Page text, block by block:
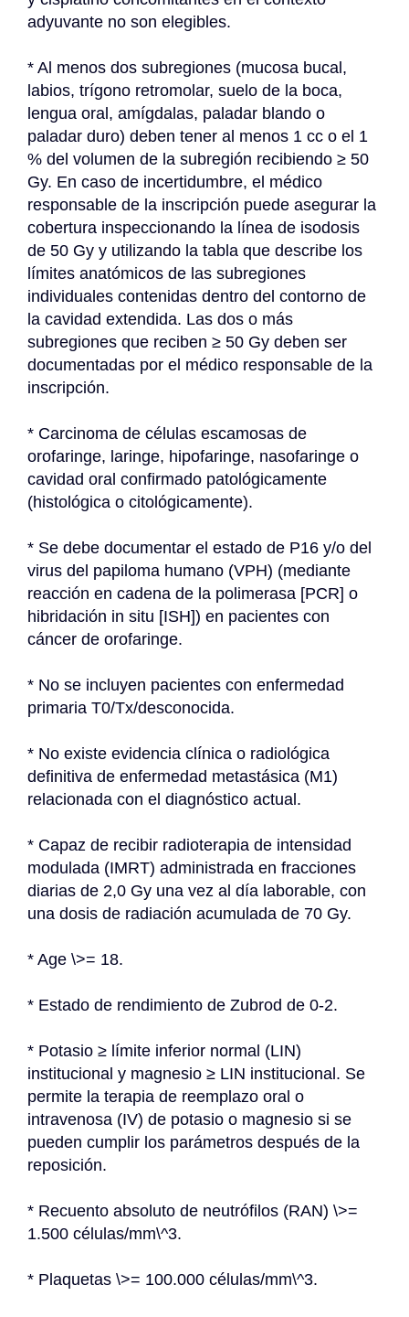
adyuvante no son elegibles.
* Al menos dos subregiones (mucosa bucal,
labios, trígono retromolar, suelo de la boca,
lengua oral, amígdalas, paladar blando o
paladar duro) deben tener al menos 1 cc o el 1
% del volumen de la subregión recibiendo ≥ 50
Gy. En caso de incertidumbre, el médico
responsable de la inscripción puede asegurar la
cobertura inspeccionando la línea de isodosis
de 50 Gy y utilizando la tabla que describe los
límites anatómicos de las subregiones
individuales contenidas dentro del contorno de
la cavidad extendida. Las dos o más
subregiones que reciben ≥ 50 Gy deben ser
documentadas por el médico responsable de la
inscripción.
* Carcinoma de células escamosas de
orofaringe, laringe, hipofaringe, nasofaringe o
cavidad oral confirmado patológicamente
(histológica o citológicamente).
* Se debe documentar el estado de P16 y/o del
virus del papiloma humano (VPH) (mediante
reacción en cadena de la polimerasa [PCR] o
hibridación in situ [ISH]) en pacientes con
cáncer de orofaringe.
* No se incluyen pacientes con enfermedad
primaria T0/Tx/desconocida.
* No existe evidencia clínica o radiológica
definitiva de enfermedad metastásica (M1)
relacionada con el diagnóstico actual.
* Capaz de recibir radioterapia de intensidad
modulada (IMRT) administrada en fracciones
diarias de 2,0 Gy una vez al día laborable, con
una dosis de radiación acumulada de 70 Gy.
* Age \>= 18.
* Estado de rendimiento de Zubrod de 0-2.
* Potasio ≥ límite inferior normal (LIN)
institucional y magnesio ≥ LIN institucional. Se
permite la terapia de reemplazo oral o
intravenosa (IV) de potasio o magnesio si se
pueden cumplir los parámetros después de la
reposición.
* Recuento absoluto de neutrófilos (RAN) \>=
1.500 células/mm\^3.
* Plaquetas \>= 100.000 células/mm\^3.